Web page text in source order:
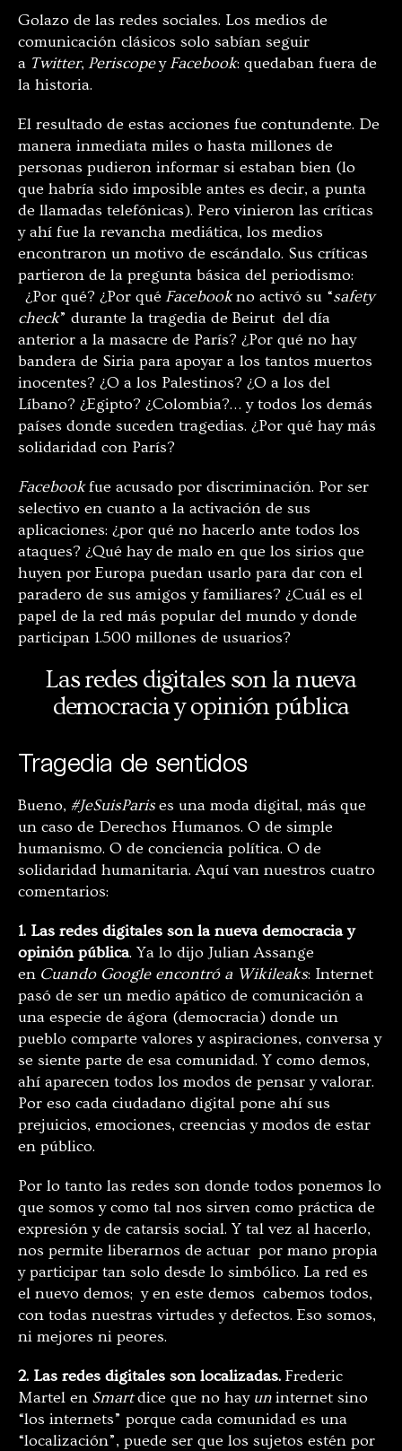
Golazo de las redes sociales. Los medios de
comunicación clásicos solo sabían seguir
a Twitter, PeriscopeyFacebook: quedaban fuera de
la historia.
El resultado de estas acciones fue contundente. De
manera inmediata miles o hasta millones de
personas pudieron informar si estaban bien (lo
que habría sido imposible antes es decir, a punta
de llamadas telefónicas). Pero vinieron las críticas
y ahí fue la revancha mediática, los medios
encontraron un motivo de escándalo. Sus críticas
partieron de la pregunta básica del periodismo:
¿Por qué? ¿Por quéFacebookno activó su “safety
check” durante la tragedia de Beirut del día
anterior a la masacre de París? ¿Por qué no hay
bandera de Siria para apoyar a los tantos muertos
inocentes? ¿O a los Palestinos? ¿O a los del
Líbano? ¿Egipto? ¿Colombia?… y todos los demás
países donde suceden tragedias. ¿Por qué hay más
solidaridad con París?
Facebookfue acusado por discriminación. Por ser
selectivo en cuanto a la activación de sus
aplicaciones: ¿por qué no hacerlo ante todos los
ataques? ¿Qué hay de malo en que los sirios que
huyen por Europa puedan usarlo para dar con el
paradero de sus amigos y familiares? ¿Cuál es el
papel de la red más popular del mundo y donde
participan 1.500 millones de usuarios?
Las redes digitales son la nueva
democracia y opinión pública
Tragedia de sentidos
Bueno, #JeSuisParises una moda digital, más que
un caso de Derechos Humanos. O de simple
humanismo. O de conciencia política. O de
solidaridad humanitaria. Aquí van nuestros cuatro
comentarios:
1. Las redes digitales son la nueva democracia y
opinión pública. Ya lo dijo Julian Assange
en Cuando Google encontró a Wikileaks: Internet
pasó de ser un medio apático de comunicación a
una especie de ágora (democracia) donde un
pueblo comparte valores y aspiraciones, conversa y
se siente parte de esa comunidad. Y como demos,
ahí aparecen todos los modos de pensar y valorar.
Por eso cada ciudadano digital pone ahí sus
prejuicios, emociones, creencias y modos de estar
en público.
Por lo tanto las redes son donde todos ponemos lo
que somos y como tal nos sirven como práctica de
expresión y de catarsis social. Y tal vez al hacerlo,
nos permite liberarnos de actuar por mano propia
y participar tan solo desde lo simbólico. La red es
el nuevo demos; y en este demos cabemos todos,
con todas nuestras virtudes y defectos. Eso somos,
ni mejores ni peores.
2. Las redes digitales son localizadas. Frederic
Martel en Smartdice que no hay uninternet sino
“los internets” porque cada comunidad es una
“localización”, puede ser que los sujetos estén por